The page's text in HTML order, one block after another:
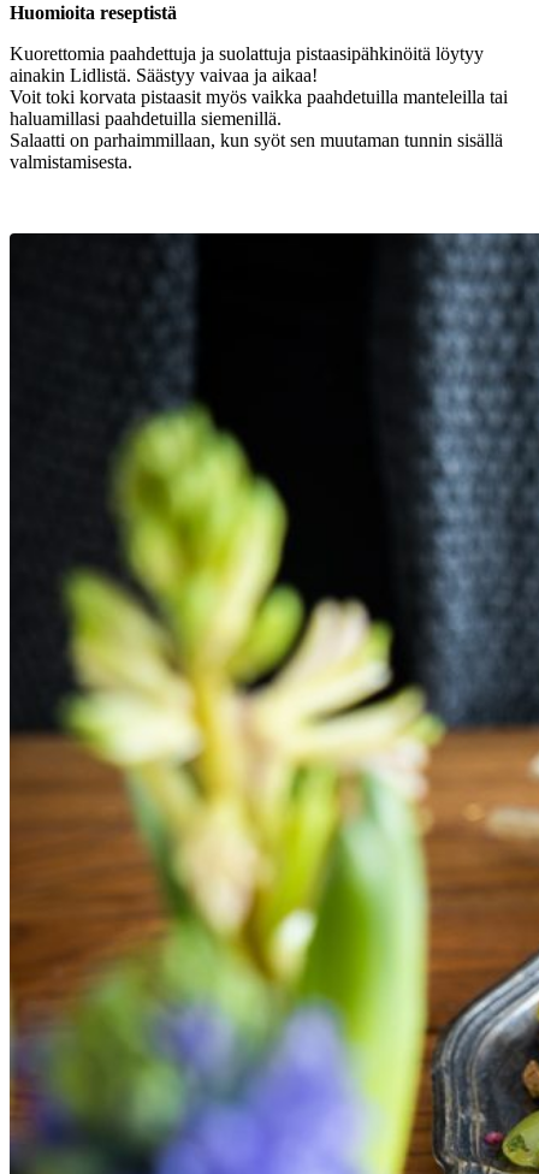
Huomioita reseptistä
Kuorettomia paahdettuja ja suolattuja pistaasipähkinöitä löytyy
ainakin Lidlistä. Säästyy vaivaa ja aikaa!
Voit toki korvata pistaasit myös vaikka paahdetuilla manteleilla tai
haluamillasi paahdetuilla siemenillä.
Salaatti on parhaimmillaan, kun syöt sen muutaman tunnin sisällä
valmistamisesta.